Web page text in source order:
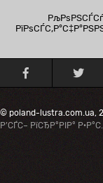
© poland-lustra.com.ua,
Р’СЃС– РїСЂР°РІР°